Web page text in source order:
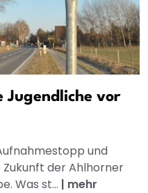
Jugendliche vor
und
der Ahlhorner
Was st... | mehr